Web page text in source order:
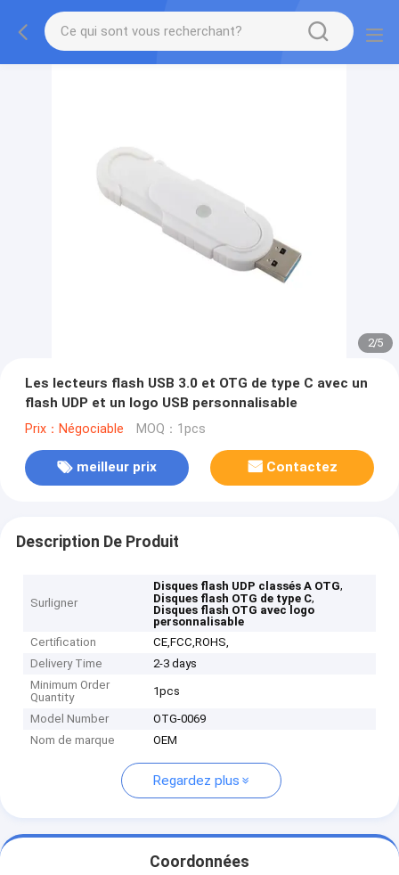
2/5
Les lecteurs flash USB 3.0 et OTG de type C avec un
flash UDP et un logo USB personnalisable
Prix：Négociable MOQ：1pcs
meilleur prix Contactez
Description De Produit
Surligner
Disques flash UDP classés A OTG,
Disques flash OTG de type C,
Disques flash OTG avec logo
personnalisable
Certification
CE,FCC,ROHS,
Delivery Time
2-3 days
Minimum Order
Quantity
1pcs
Model Number
OTG-0069
Nom de marque
OEM
Regardez plus
Coordonnées